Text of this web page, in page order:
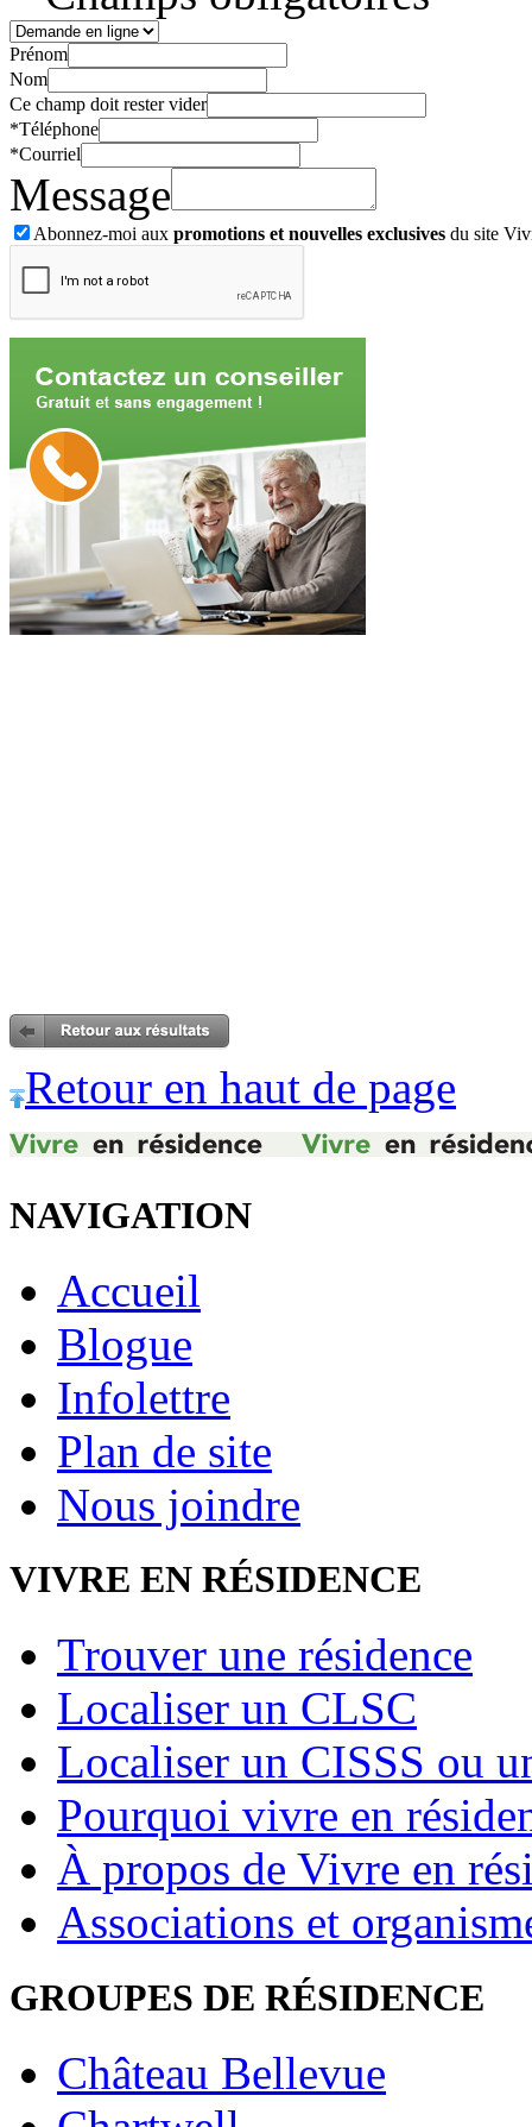
Prénom
Nom
Ce champ doit rester vider
*Téléphone
*Courriel
Message
Abonnez-moi aux promotions et nouvelles exclusives du site
Retour en haut de page
NAVIGATION
Accueil
Blogue
Infolettre
Plan de site
Nous joindre
VIVRE EN RÉSIDENCE
Trouver une résidence
Localiser un CLSC
Localiser un CISSS ou
Pourquoi vivre en
À propos de Vivre en
Associations et
GROUPES DE RÉSIDENCE
Château Bellevue